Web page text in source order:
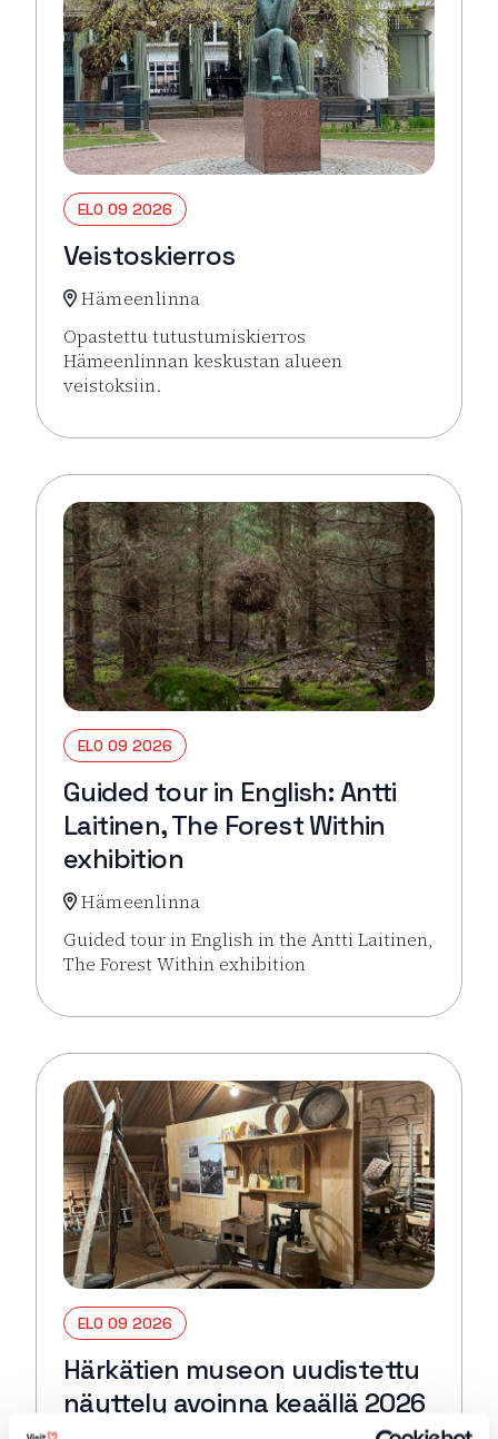
ELO 09 2026
Veistoskierros
Hämeenlinna
Opastettu tutustumiskierros
Hämeenlinnan keskustan alueen
veistoksiin.
ELO 09 2026
Guided tour in English: Antti
Laitinen, The Forest Within
exhibition
Hämeenlinna
Guided tour in English in the Antti Laitinen,
The Forest Within exhibition
Lue lisää tapahtumasta Guided tour in English:
ELO 09 2026
Härkätien museon uudistettu
näyttely avoinna keaällä 2026